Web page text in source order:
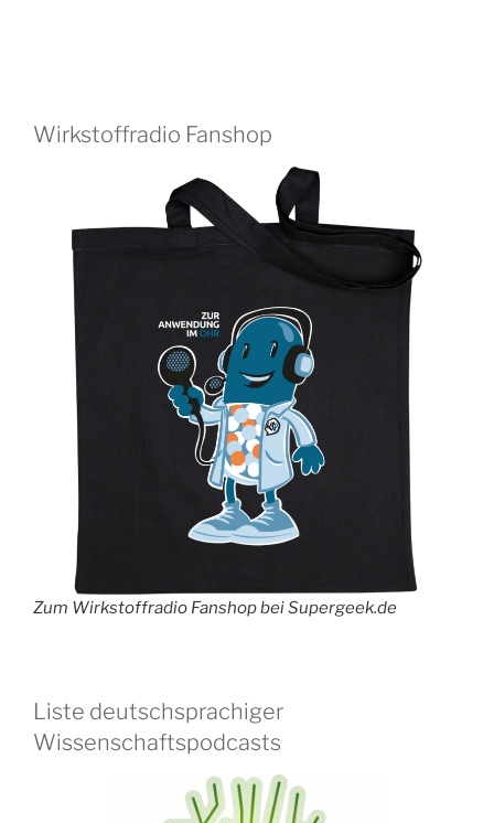
Wirkstoffradio Fanshop
Zum Wirkstoffradio Fanshop bei Supergeek.de
Liste deutschsprachiger
Wissenschaftspodcasts